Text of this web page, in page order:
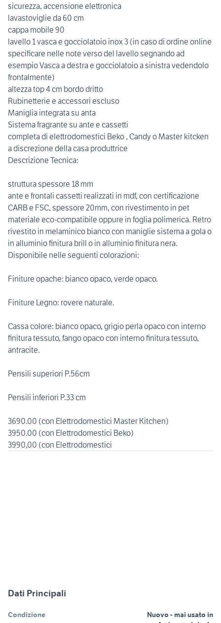
sicurezza, accensione elettronica
lavastoviglie da 60 cm
cappa mobile 90
lavello 1 vasca e gocciolatoio inox 3 (in caso di ordine online
specificare nelle note verso del lavello segnando ad
esempio Vasca a destra e gocciolatoio a sinistra vedendolo
frontalmente)
altezza top 4 cm bordo dritto
Rubinetterie e accessori escluso
Maniglia integrata su anta
Sistema fragrante su ante e cassetti
completa di elettrodomestici Beko , Candy o Master kitcken
a discrezione della casa produttrice
Descrizione Tecnica:
struttura spessore 18 mm
ante e frontali cassetti realizzati in mdf, con certificazione
CARB e FSC, spessore 20mm, con rivestimento in pet
materiale eco-compatibile oppure in foglia polimerica. Retro
rivestito in melaminico bianco con maniglie sistema a gola o
in alluminio finitura brill o in alluminio finitura nera.
Disponibile nelle seguenti colorazioni:
Finiture opache: bianco opaco, verde opaco.
Finiture Legno: rovere naturale.
Cassa colore: bianco opaco, grigio perla opaco con interno
finitura tessuto, fango opaco con interno finitura tessuto,
antracite.
Pensili superiori P.56cm
Pensili inferiori P.33 cm
3690.00 (con Elettrodomestici Master Kitchen)
3950.00 (con Elettrodomestici Beko)
3990,00 (con Elettrodomestici
Dati Principali
Condizione
Nuovo - mai usato in